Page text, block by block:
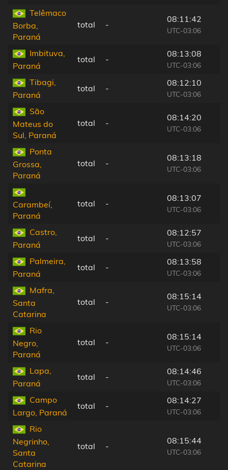
Telêmaco
Borba,
Paraná
total -
08:11:42
UTC-03:06
Imbituva,
Paraná
total -
08:13:08
UTC-03:06
Tibagi,
Paraná
total -
08:12:10
UTC-03:06
São
Mateus do
Sul, Paraná
total -
08:14:20
UTC-03:06
Ponta
Grossa,
Paraná
total -
08:13:18
UTC-03:06
Carambeí,
Paraná
total -
08:13:07
UTC-03:06
Castro,
Paraná
total -
08:12:57
UTC-03:06
Palmeira,
Paraná
total -
08:13:58
UTC-03:06
Mafra,
Santa
Catarina
total -
08:15:14
UTC-03:06
Rio
Negro,
Paraná
total -
08:15:14
UTC-03:06
Lapa,
Paraná
total -
08:14:46
UTC-03:06
Campo
Largo, Paraná
total -
08:14:27
UTC-03:06
Rio
Negrinho,
Santa
Catarina
total -
08:15:44
UTC-03:06